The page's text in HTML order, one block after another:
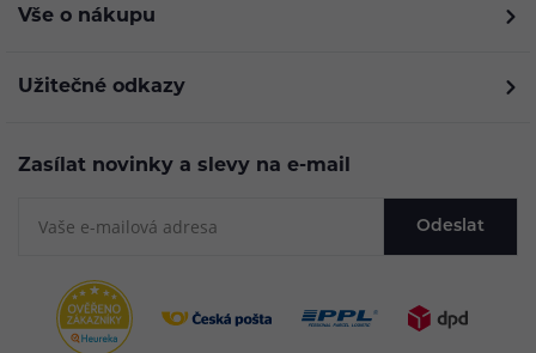
Vše o nákupu
Užitečné odkazy
Zasílat novinky a slevy na e-mail
Odeslat